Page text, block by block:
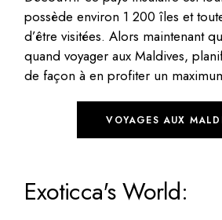
possède environ 1 200 îles et
d’être visitées. Alors maintenant
quand voyager aux Maldives,
de façon à en profiter un
VOYAGES AUX
Exoticca's World: